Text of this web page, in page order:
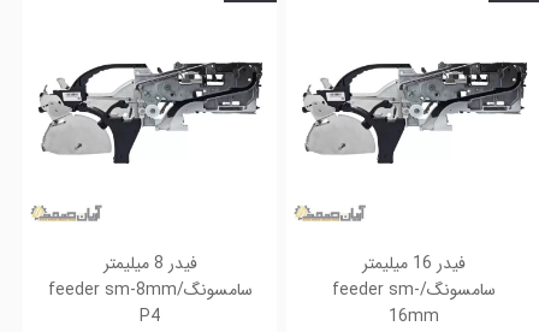
فیدر 16 میلیمتر
سامسونگ/feeder sm-
16mm
فیدر 8 میلیمتر
سامسونگ/feeder sm-8mm
P4